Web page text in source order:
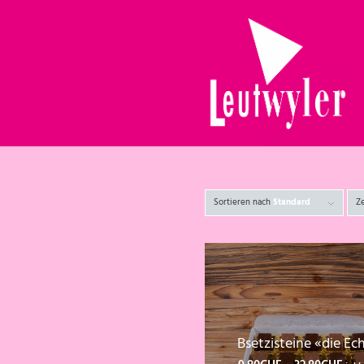
Sortieren nach Standard
Bsetzisteine «die